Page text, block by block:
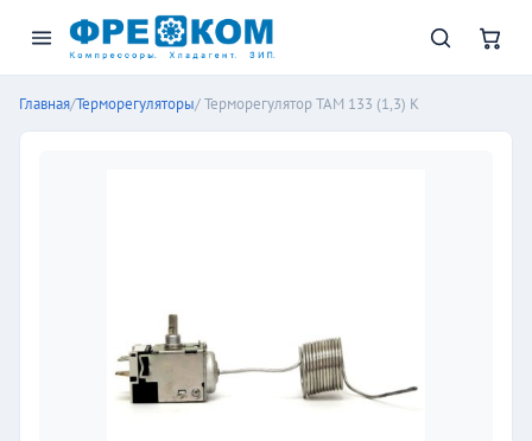
Главная/Терморегуляторы/ Терморегулятор ТАМ 133 (1,3) К